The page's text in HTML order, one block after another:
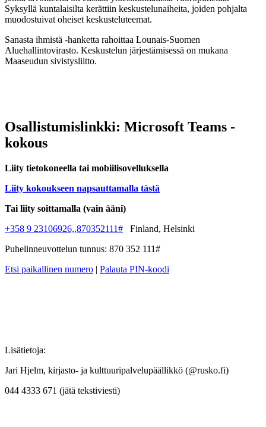
Syksyllä kuntalaisilta kerättiin keskustelunaiheita, joiden pohjalta
muodostuivat oheiset keskusteluteemat.
Sanasta ihmistä -hanketta rahoittaa Lounais-Suomen
Aluehallintovirasto. Keskustelun järjestämisessä on mukana
Maaseudun sivistysliitto.
Osallistumislinkki: Microsoft Teams -
kokous
Liity tietokoneella tai mobiilisovelluksella
Liity kokoukseen napsauttamalla tästä
Tai liity soittamalla (vain ääni)
+358 9 23106926,,870352111# Finland, Helsinki
Puhelinneuvottelun tunnus: 870 352 111#
Etsi paikallinen numero | Palauta PIN-koodi
Lisätietoja:
Jari Hjelm, kirjasto- ja kulttuuripalvelupäällikkö (@rusko.fi)
044 4333 671 (jätä tekstiviesti)